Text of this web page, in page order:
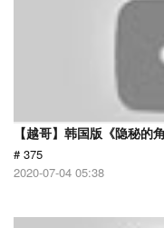
【越哥】韩国版《隐秘的
# 375
2020-07-04 05:38